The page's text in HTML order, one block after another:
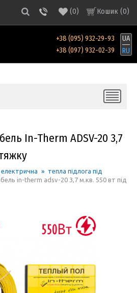
Кошик (0)
(0)
+38 (095) 932-29-93
+38 (097) 932-02-39
UA
RU
In-Therm ADSV-20 3,7
електрична » тепла підлога під
in-therm adsv-20 3,7 м.кв. 550 вт під